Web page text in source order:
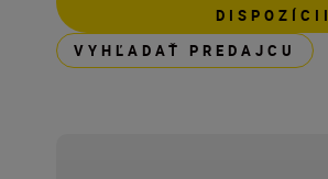
DISPOZÍCII
VYHĽADAŤ PREDAJCU